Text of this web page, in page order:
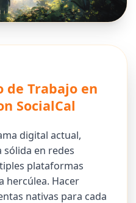
de Trabajo en
SocialCal
digital actual,
en redes
plataformas
hercúlea. Hacer
nativas para cada